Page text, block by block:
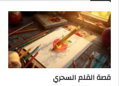
قصة القلم السحري